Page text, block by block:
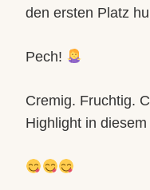
den ersten Platz
Pech!
Cremig. Fruchtig.
Highlight in